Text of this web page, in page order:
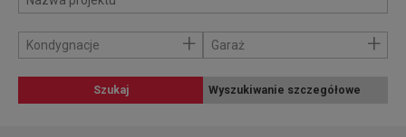
Kondygnacje + Garaż +
Szukaj Wyszukiwanie szczegółowe